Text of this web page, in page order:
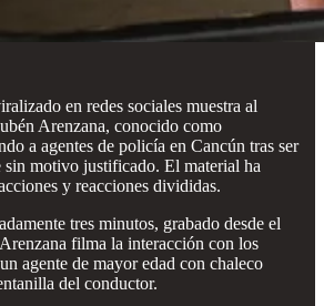
en redes sociales muestra al
Arenzana, conocido como
a agentes de policía en Cancún tras ser
sin motivo justificado. El material ha
y reacciones divididas.
tres minutos, grabado desde el
filma la interacción con los
agente de mayor edad con chaleco
del conductor.